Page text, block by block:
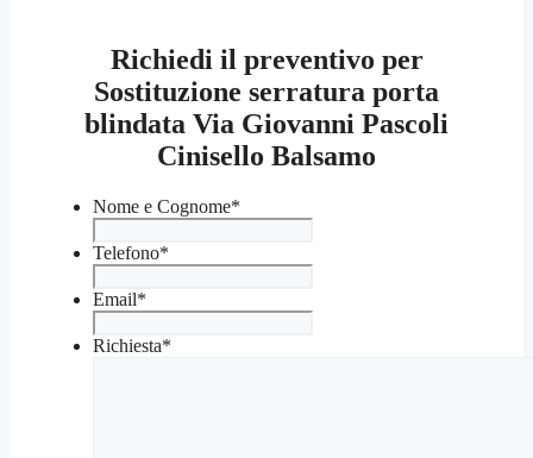
Richiedi il preventivo per
Sostituzione serratura porta
blindata Via Giovanni Pascoli
Cinisello Balsamo
Nome e Cognome*
Telefono*
Email*
Richiesta*